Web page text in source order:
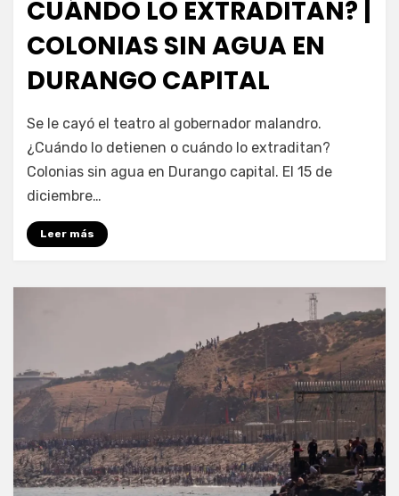
CUÁNDO LO EXTRADITAN? |
COLONIAS SIN AGUA EN
DURANGO CAPITAL
por Fernando Miranda Servín
Se le cayó el teatro al gobernador malandro.
¿Cuándo lo detienen o cuándo lo extraditan?
Colonias sin agua en Durango capital. El 15 de
diciembre…
Leer más